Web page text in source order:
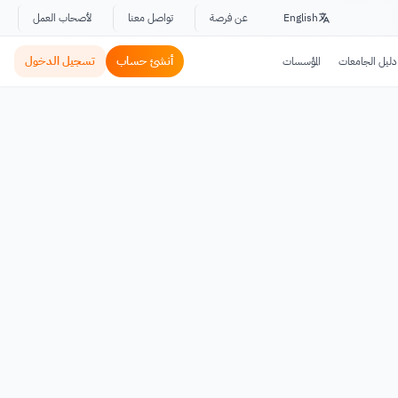
English عن فرصة تواصل معنا لأصحاب العمل
دليل الجامعات المؤسسات أنشئ حساب تسجيل الدخول